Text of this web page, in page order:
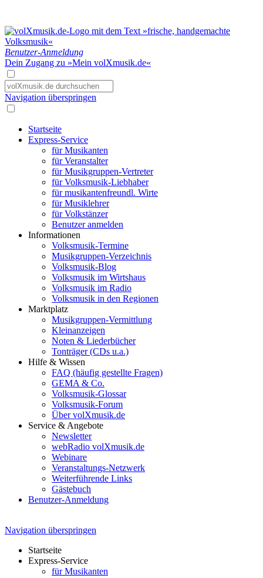
Benutzer-Anmeldung
Dein Zugang zu »Mein volXmusik.de«
Navigation überspringen
Startseite
Express-Service
für Musikanten
für Veranstalter
für Musikgruppen-Vertreter
für Volksmusik-Liebhaber
für musikantenfreundl. Wirte
für Musiklehrer
für Volkstänzer
Benutzer anmelden
Informationen
Volksmusik-Termine
Musikgruppen-Verzeichnis
Volksmusik-Blog
Volksmusik im Wirtshaus
Volksmusik im Radio
Volksmusik in den Regionen
Marktplatz
Musikgruppen-Vermittlung
Kleinanzeigen
Noten & Liederbücher
Tonträger (CDs u.a.)
Hilfe & Wissen
FAQ (häufig gestellte Fragen)
GEMA & Co.
Volksmusik-Glossar
Volksmusik-Forum
Über volXmusik.de
Service & Angebote
Newsletter
webRadio volXmusik.de
Webinare
Veranstaltungs-Netzwerk
Weiterführende Links
Gästebuch
Benutzer-Anmeldung
Navigation überspringen
Startseite
Express-Service
für Musikanten